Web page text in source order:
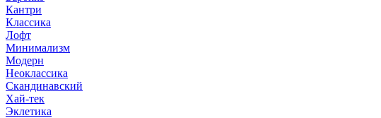
Кантри
Классика
Лофт
Минимализм
Модерн
Неоклассика
Скандинавский
Хай-тек
Эклетика